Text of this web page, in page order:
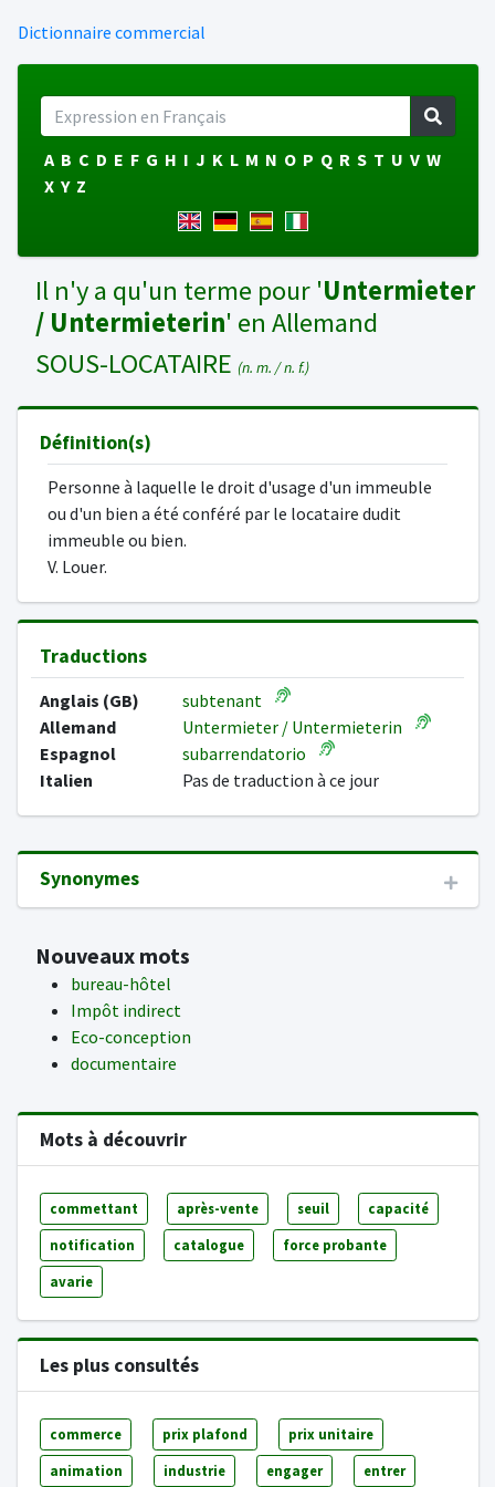
Dictionnaire commercial
A B C D E F G H I J K L M N O P Q R S T U V W
X Y Z
Il n'y a qu'un terme pour 'Untermieter
/ Untermieterin' en Allemand
SOUS-LOCATAIRE (n. m. / n. f.)
Définition(s)
Personne à laquelle le droit d'usage d'un immeuble
ou d'un bien a été conféré par le locataire dudit
immeuble ou bien.
V. Louer.
Traductions
Anglais (GB)
subtenant
Allemand
Untermieter / Untermieterin
Espagnol
subarrendatorio
Italien
Pas de traduction à ce jour
Synonymes
Nouveaux mots
bureau-hôtel
Impôt indirect
Eco-conception
documentaire
Mots à découvrir
commettant après-vente seuil capacité
notification catalogue force probante
avarie
Les plus consultés
commerce prix plafond prix unitaire
animation industrie engager entrer